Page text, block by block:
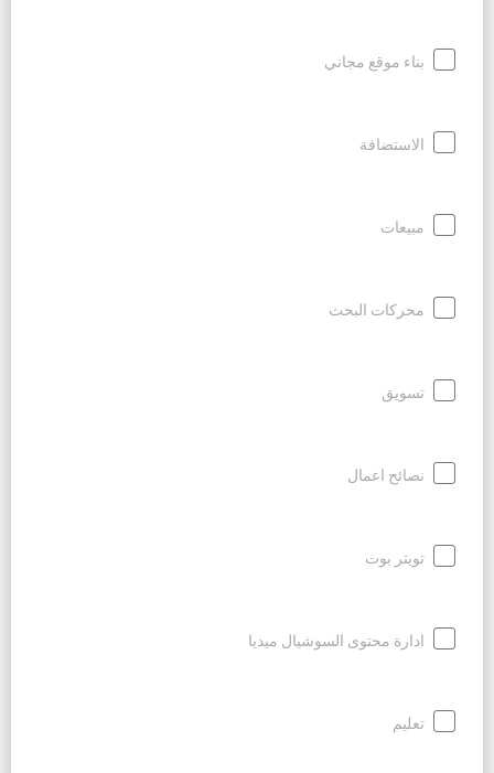
بناء موقع مجاني
الاستضافة
مبيعات
محركات البحث
تسويق
نصائح اعمال
تويتر بوت
ادارة محتوى السوشيال ميديا
تعليم